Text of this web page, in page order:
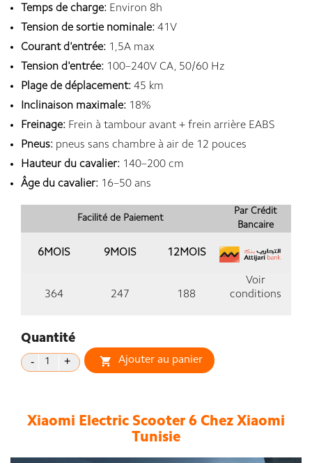
Temps de charge: Environ 8h
Tension de sortie nominale: 41V
Courant d'entrée: 1,5A max
Tension d'entrée: 100–240V CA, 50/60 Hz
Plage de déplacement: 45 km
Inclinaison maximale: 18%
Freinage: Frein à tambour avant + frein arrière EABS
Pneus: pneus sans chambre à air de 12 pouces
Hauteur du cavalier: 140–200 cm
Âge du cavalier: 16–50 ans
Facilité de Paiement
Par Crédit
Bancaire
6MOIS 9MOIS 12MOIS
364 247 188
Voir
conditions
Quantité
 Ajouter au panier
Xiaomi Electric Scooter 6 Chez Xiaomi
Tunisie